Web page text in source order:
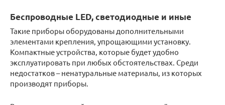
Беспроводные LED, светодиодные и иные
Такие приборы оборудованы дополнительными
элементами крепления, упрощающими установку.
Компактные устройства, которые будет удобно
эксплуатировать при любых обстоятельствах. Среди
недостатков – ненатуральные материалы, из которых
производят приборы.